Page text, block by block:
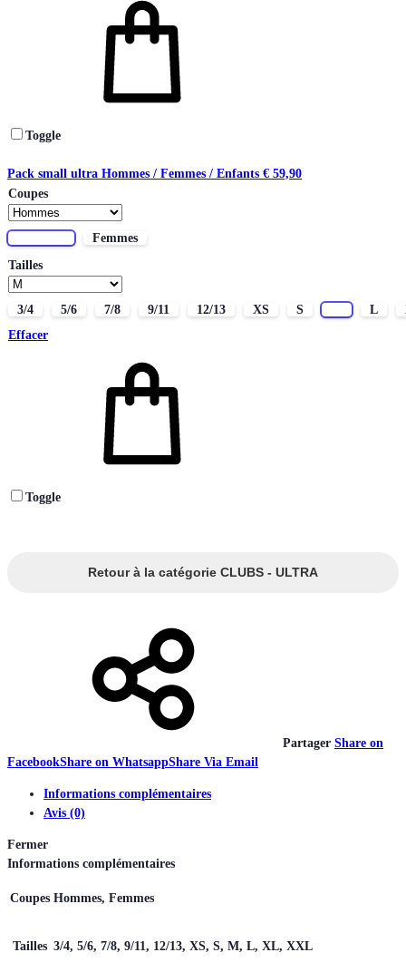
Toggle
Pack small ultra Hommes / Femmes / Enfants € 59,90
Coupes
Femmes
Tailles
3/4 5/6 7/8 9/11 12/13 XS S L
Effacer
Toggle
Retour à la catégorie CLUBS - ULTRA
Partager Share on
FacebookShare on WhatsappShare Via Email
Informations complémentaires
Avis (0)
Fermer
Informations complémentaires
Coupes Hommes, Femmes
Tailles 3/4, 5/6, 7/8, 9/11, 12/13, XS, S, M, L, XL, XXL